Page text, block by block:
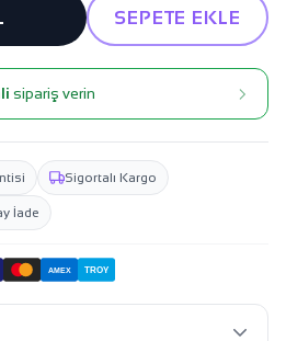
SEPETE EKLE
sipariş verin
Sigortalı Kargo
İade
AMEX TROY